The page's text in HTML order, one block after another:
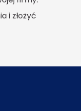
i złożyć